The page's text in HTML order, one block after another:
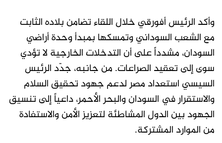
وأكد الرئيس أفورقي خلال اللقاء تضامن بلاده الثابت
مع الشعب السوداني وتمسكها بمبدأ وحدة أراضي
السودان، مشدداً على أن التدخلات الخارجية لا تؤدي
سوى إلى تعقيد الصراعات. من جانبه، جدّد الرئيس
السيسي استعداد مصر لدعم جهود تحقيق السلام
والاستقرار في السودان والبحر الأحمر، داعياً إلى تنسيق
الجهود بين الدول المشاطئة لتعزيز الأمن والاستفادة
من الموارد المشتركة.